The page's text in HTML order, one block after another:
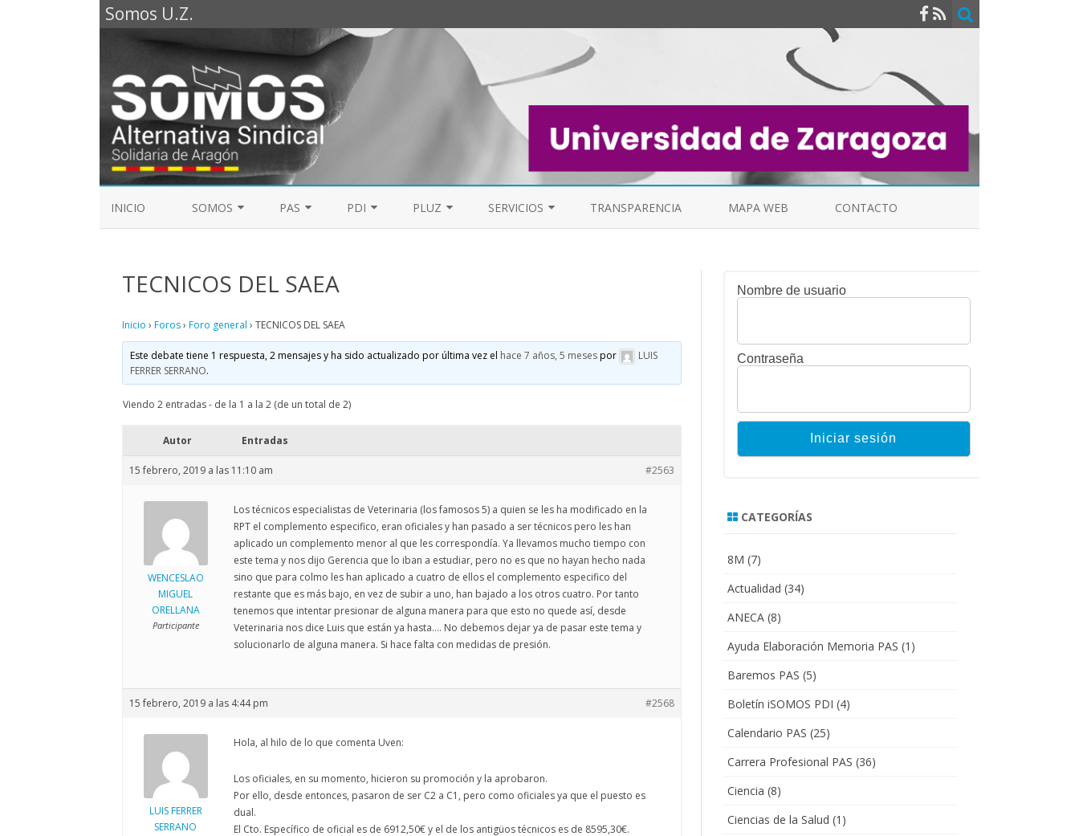
Somos U.Z.
Saltar
al
contenido
INICIO SOMOS
REPRESENTANTES SOMOS PDI
ELECCIONES SINDICALES 2023
ELECCIONES UZ 2015
PAS
MESA DE PAS
PDI PLUZ SERVICIOS
LISTAS DE CORREO
TRANSPARENCIA MAPA WEB CONTACTO
TECNICOS DEL SAEA
Inicio › Foros› Foro general › TECNICOS DEL SAEA
Este debate tiene 1 respuesta, 2 mensajes y ha sido actualizado por última vez el hace 7 años, 5 mesespor
LUIS
FERRER SERRANO.
Viendo 2 entradas - de la 1 a la 2 (de un total de 2)
Autor Entradas
15 febrero, 2019 a las 11:10 am #2563
WENCESLAO
MIGUEL
ORELLANA
Participante
Los técnicos especialistas de Veterinaria (los famosos 5) a quien se les ha modificado en la
RPT el complemento especifico, eran oficiales y han pasado a ser técnicos pero les han
aplicado un complemento menor al que les correspondía. Ya llevamos mucho tiempo con
este tema y nos dijo Gerencia que lo iban a estudiar, pero no es que no hayan hecho nada
sino que para colmo les han aplicado a cuatro de ellos el complemento especifico del
restante que es más bajo, en vez de subir a uno, han bajado a los otros cuatro. Por tanto
tenemos que intentar presionar de alguna manera para que esto no quede así, desde
Veterinaria nos dice Luis que están ya hasta…. No debemos dejar ya de pasar este tema y
solucionarlo de alguna manera. Si hace falta con medidas de presión.
15 febrero, 2019 a las 4:44 pm #2568
LUIS FERRER
SERRANO
Hola, al hilo de lo que comenta Uven:
Los oficiales, en su momento, hicieron su promoción y la aprobaron.
Por ello, desde entonces, pasaron de ser C2 a C1, pero como oficiales ya que el puesto es
dual.
El Cto. Específico de oficial es de 6912,50€ y el de los antigüos técnicos es de 8595,30€.
Nombre de usuario
Contraseña
CATEGORÍAS
8M (7)
Actualidad (34)
ANECA(8)
Ayuda Elaboración Memoria PAS (1)
Baremos PAS (5)
Boletín iSOMOS PDI (4)
Calendario PAS (25)
Carrera Profesional PAS (36)
Ciencia (8)
Ciencias de la Salud (1)